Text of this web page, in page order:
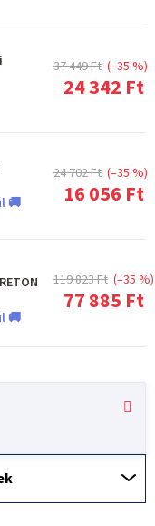
37 449 Ft (–35 %)
24 342 Ft
🚚
24 702 Ft (–35 %)
16 056 Ft
🚚
119 823 Ft (–35 %)
77 885 Ft